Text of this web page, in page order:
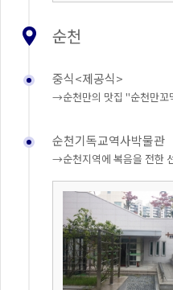
순천
중식<제공식>
→순천만의 맛집 "순천만꼬
순천기독교역사박물관
→순천지역에 복음을 전한